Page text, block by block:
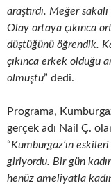
araştırdı. Meğer
Olay ortaya çıkınca
düştüğünü öğrendik.
çıkınca erkek olduğu
olmuştu” dedi.
Programa,
gerçek adı Nail Ç.
“Kumburgaz’ın
giriyordu. Bir gün
henüz ameliyatla